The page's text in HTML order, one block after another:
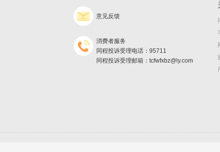
意见反馈
消费者服务
同程投诉受理电话：95711
同程投诉受理邮箱：tcfwfxbz@ly.com